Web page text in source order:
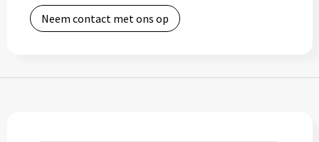
Thermosflessen
Mokken & kopjes
Neem contact met ons op